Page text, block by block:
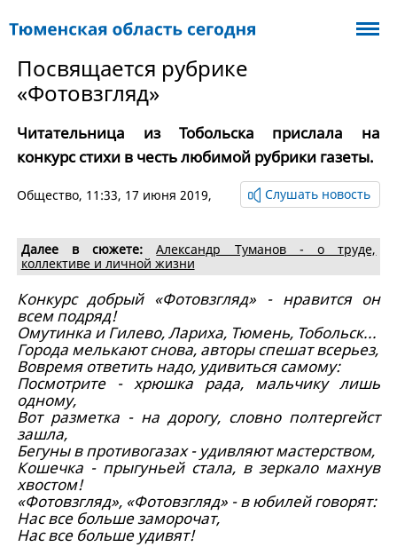
Посвящается рубрике
«Фотовзгляд»
Читательница из Тобольска прислала на
конкурс стихи в честь любимой рубрики газеты.
Общество, 11:33, 17 июня 2019, Слушать новость
Далее в сюжете:
Александр Туманов - о труде,
коллективе и личной жизни
Конкурс добрый «Фотовзгляд» - нравится он
всем подряд!
Омутинка и Гилево, Лариха, Тюмень, Тобольск...
Города мелькают снова, авторы спешат всерьез,
Вовремя ответить надо, удивиться самому:
Посмотрите - хрюшка рада, мальчику лишь
одному,
Вот разметка - на дорогу, словно полтергейст
зашла,
Бегуны в противогазах - удивляют мастерством,
Кошечка - прыгуньей стала, в зеркало махнув
хвостом!
«Фотовзгляд», «Фотовзгляд» - в юбилей говорят:
Нас все больше заморочат,
Нас все больше удивят!